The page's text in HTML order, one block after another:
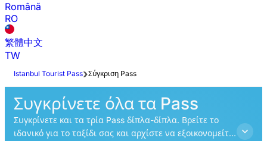
Română
RO
繁體中文
TW
Istanbul Tourist Pass Σύγκριση Pass
Συγκρίνετε όλα τα Pass
Συγκρίνετε και τα τρία Pass δίπλα-δίπλα. Βρείτε το
ιδανικό για το ταξίδι σας και αρχίστε να εξοικονομείτε